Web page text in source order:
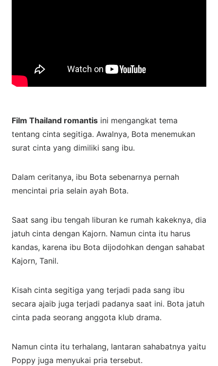
Film Thailand romantis ini mengangkat tema
tentang cinta segitiga. Awalnya, Bota menemukan
surat cinta yang dimiliki sang ibu.
Dalam ceritanya, ibu Bota sebenarnya pernah
mencintai pria selain ayah Bota.
Saat sang ibu tengah liburan ke rumah kakeknya, dia
jatuh cinta dengan Kajorn. Namun cinta itu harus
kandas, karena ibu Bota dijodohkan dengan sahabat
Kajorn, Tanil.
Kisah cinta segitiga yang terjadi pada sang ibu
secara ajaib juga terjadi padanya saat ini. Bota jatuh
cinta pada seorang anggota klub drama.
Namun cinta itu terhalang, lantaran sahabatnya yaitu
Poppy juga menyukai pria tersebut.